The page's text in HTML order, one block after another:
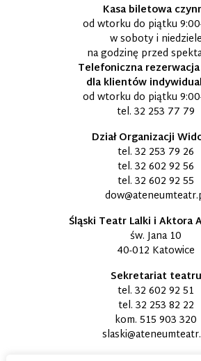
Kasa biletowa
od wtorku do piątku
w soboty i niedziele
na godzinę przed
Telefoniczna
dla klientów
od wtorku do piątku
tel. 32 253 77 79
Dział Organizacji
tel. 32 253 79 26
tel. 32 602 92 56
tel. 32 602 92 55
Śląski Teatr Lalki i Aktora
św. Jana 10
40-012 Katowice
Sekretariat teatru
tel. 32 602 92 51
tel. 32 253 82 22
kom. 515 903 320